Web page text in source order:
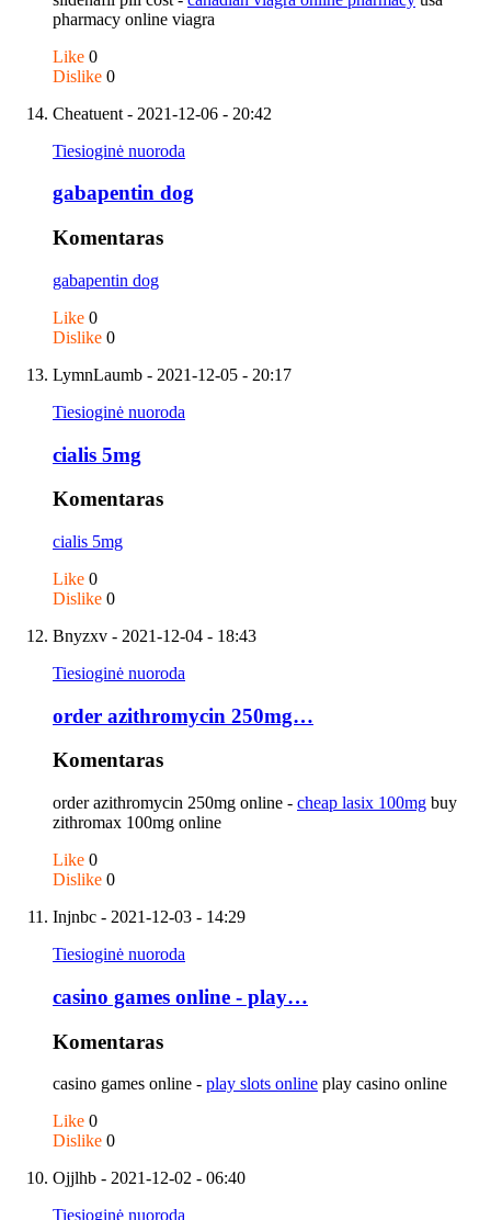
pharmacy online viagra
Like 0
Dislike 0
Cheatuent - 2021-12-06 - 20:42
Tiesioginė nuoroda
gabapentin dog
Komentaras
gabapentin dog
Like 0
Dislike 0
LymnLaumb - 2021-12-05 - 20:17
Tiesioginė nuoroda
cialis 5mg
Komentaras
cialis 5mg
Like 0
Dislike 0
Bnyzxv - 2021-12-04 - 18:43
Tiesioginė nuoroda
order azithromycin 250mg…
Komentaras
order azithromycin 250mg online - cheap lasix 100mg buy
zithromax 100mg online
Like 0
Dislike 0
Injnbc - 2021-12-03 - 14:29
Tiesioginė nuoroda
casino games online - play…
Komentaras
casino games online - play slots online play casino online
Like 0
Dislike 0
Ojjlhb - 2021-12-02 - 06:40
Tiesioginė nuoroda